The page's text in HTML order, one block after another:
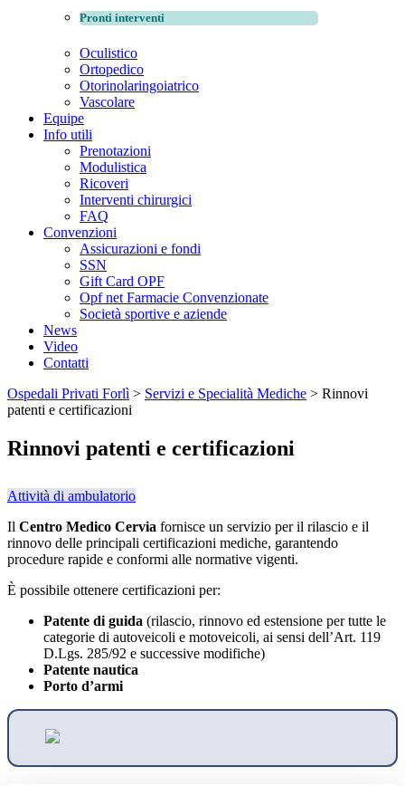
Pronti interventi
Oculistico
Ortopedico
Otorinolaringoiatrico
Vascolare
Equipe
Info utili
Prenotazioni
Modulistica
Ricoveri
Interventi chirurgici
FAQ
Convenzioni
Assicurazioni e fondi
SSN
Gift Card OPF
Opf net Farmacie Convenzionate
Società sportive e aziende
News
Video
Contatti
Ospedali Privati Forlì > Servizi e Specialità Mediche > Rinnovi
patenti e certificazioni
Rinnovi patenti e certificazioni
Attività di ambulatorio
Il Centro Medico Cervia fornisce un servizio per il rilascio e il
rinnovo delle principali certificazioni mediche, garantendo
procedure rapide e conformi alle normative vigenti.
È possibile ottenere certificazioni per:
Patente di guida (rilascio, rinnovo ed estensione per tutte le
categorie di autoveicoli e motoveicoli, ai sensi dell’Art. 119
D.Lgs. 285/92 e successive modifiche)
Patente nautica
Porto d’armi